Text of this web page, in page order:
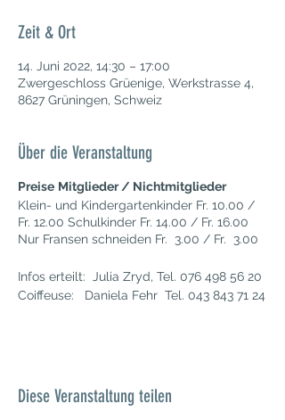
Zeit & Ort
14. Juni 2022, 14:30 – 17:00
Zwergeschloss Grüenige, Werkstrasse 4,
8627 Grüningen, Schweiz
Über die Veranstaltung
Preise Mitglieder / Nichtmitglieder
Klein- und Kindergartenkinder Fr. 10.00 /
Fr. 12.00 Schulkinder Fr. 14.00 / Fr. 16.00
Nur Fransen schneiden Fr. 3.00 / Fr. 3.00
Infos erteilt: Julia Zryd, Tel. 076 498 56 20
Coiffeuse: Daniela Fehr Tel. 043 843 71 24
Diese Veranstaltung teilen